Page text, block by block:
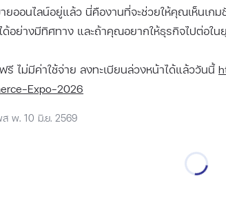
ออนไลน์อยู่แล้ว นี่คืองานที่จะช่วยให้คุณเห็นเก
ด้อย่างมีทิศทาง และถ้าคุณอยากให้ธุรกิจไปต่อใ
รี ไม่มีค่าใช้จ่าย ลงทะเบียนล่วงหน้าได้แล้ววันนี้
Expo-2026
ส พ. 10 มิ.ย. 2569